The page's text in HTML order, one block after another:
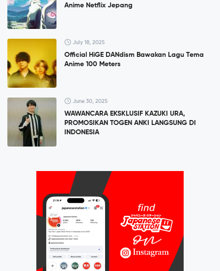
Anime Netflix Jepang
July 18, 2025
Official HiGE DANdism Bawakan Lagu Tema
Anime 100 Meters
June 30, 2025
WAWANCARA EKSKLUSIF KAZUKI URA,
PROMOSIKAN TOGEN ANKI LANGSUNG DI
INDONESIA